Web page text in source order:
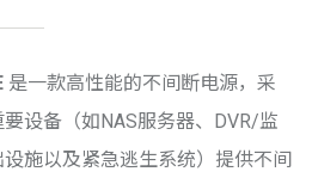
是一款高性能的不间断电源，采
设备（如NAS服务器、DVR/监
施以及紧急逃生系统）提供不间